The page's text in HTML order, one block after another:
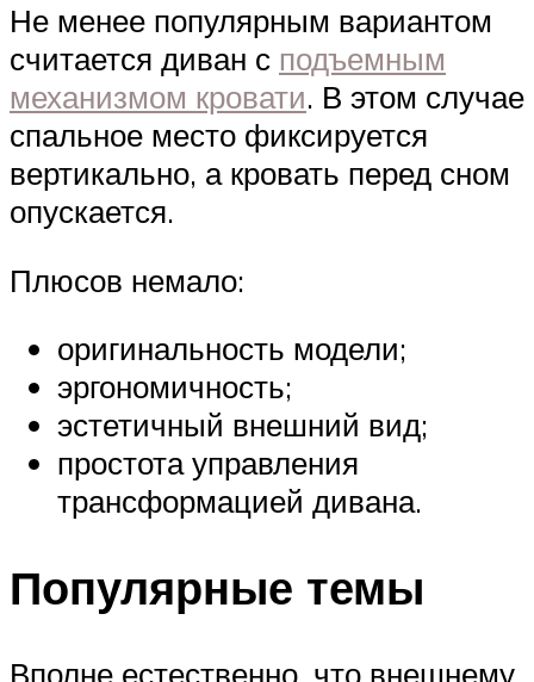
Не менее популярным вариантом
считается диван с подъемным
механизмом кровати. В этом случае
спальное место фиксируется
вертикально, а кровать перед сном
опускается.
Плюсов немало:
оригинальность модели;
эргономичность;
эстетичный внешний вид;
простота управления
трансформацией дивана.
Популярные темы
Вполне естественно, что внешнему